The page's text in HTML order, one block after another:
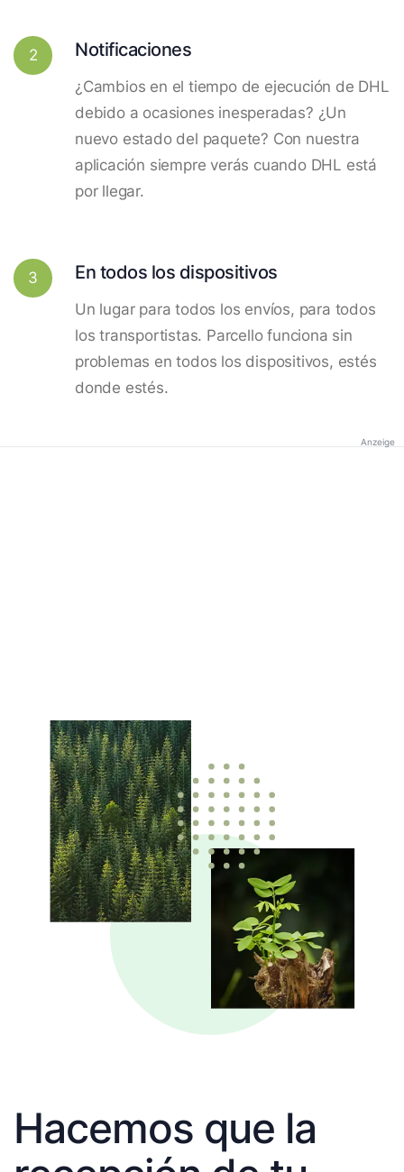
2 Notificaciones
¿Cambios en el tiempo de ejecución de DHL
debido a ocasiones inesperadas? ¿Un
nuevo estado del paquete? Con nuestra
aplicación siempre verás cuando DHL está
por llegar.
3 En todos los dispositivos
Un lugar para todos los envíos, para todos
los transportistas. Parcello funciona sin
problemas en todos los dispositivos, estés
donde estés.
Anzeige
Hacemos que la